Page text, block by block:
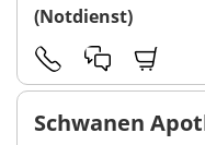
(Notdienst)
Schwanen